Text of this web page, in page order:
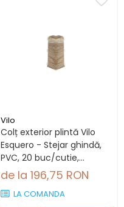
Vilo
Colț exterior plintă Vilo
Esquero - Stejar ghindă,
PVC, 20 buc/cutie,
compatibil plintă 66.6
de la 196,75 RON
LA COMANDA